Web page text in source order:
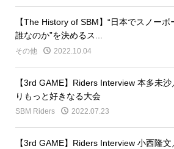
【The History of SBM】“日本でスノー
誰なのか”を決めるス...
その他 2022.10.04
【3rd GAME】Riders Interview 本多未
りもっと好きなる大会
SBM Riders 2022.07.23
【3rd GAME】Riders Interview 小西隆